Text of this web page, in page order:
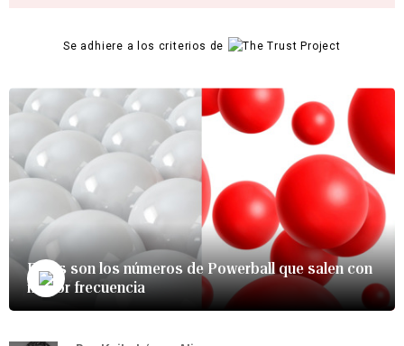
Se adhiere a los criterios de
Estos son los números de Powerball que salen con
mayor frecuencia